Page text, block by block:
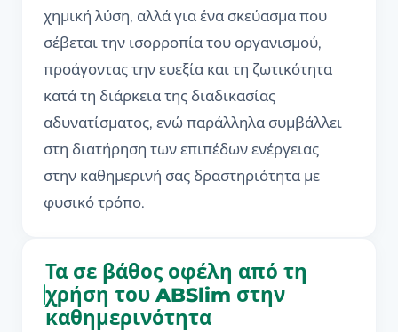
χημική λύση, αλλά για ένα σκεύασμα που
σέβεται την ισορροπία του οργανισμού,
προάγοντας την ευεξία και τη ζωτικότητα
κατά τη διάρκεια της διαδικασίας
αδυνατίσματος, ενώ παράλληλα συμβάλλει
στη διατήρηση των επιπέδων ενέργειας
στην καθημερινή σας δραστηριότητα με
φυσικό τρόπο.
Τα σε βάθος οφέλη από τη
χρήση του ABSlim στην
καθημερινότητα